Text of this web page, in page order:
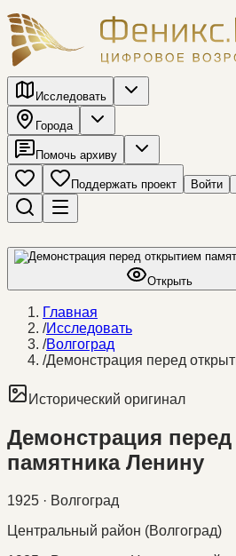
Исследовать
Города
Помочь архиву
Поддержать проект Войти
Открыть
Главная
/Исследовать
/Волгоград
/Демонстрация перед
Исторический оригинал
Демонстрация
памятника Ленину
1925 · Волгоград
Центральный район (Волгоград)